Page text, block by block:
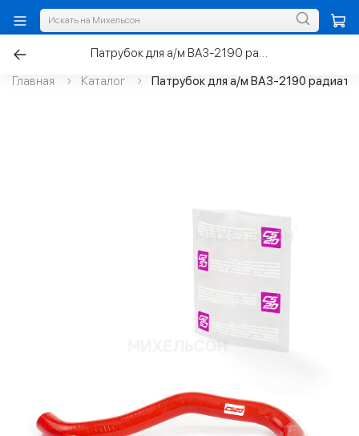
Главная Каталог Патрубок для а/м ВАЗ-2190